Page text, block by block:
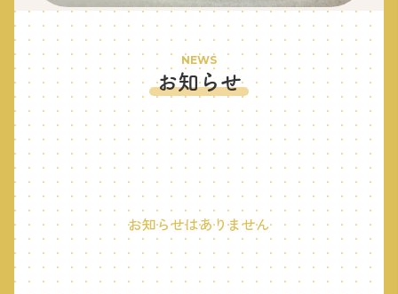
NEWS
お知らせ
お知らせはありません